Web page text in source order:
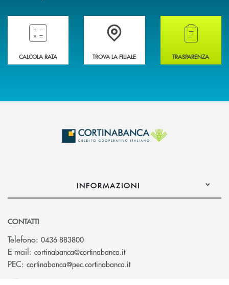
Compila il preventivatore e calcola la rata del mutuo
CALCOLA RATA
Accedi all' elenco completo delle filiali della
TROVA LA FILIALE
Hai bisogno di
TRASPARENZA
INFORMAZIONI
CONTATTI
Telefono: 0436 883800
E-mail: cortinabanca@cortinabanca.it(si apre l’app di posta
PEC: cortinabanca@pec.cortinabanca.it(si apre l’app di posta